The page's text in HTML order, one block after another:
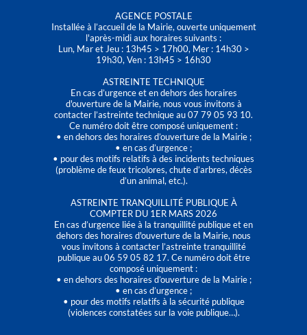
AGENCE POSTALE
Installée à l’accueil de la Mairie, ouverte uniquement
l'après-midi aux horaires suivants :
Lun, Mar et Jeu : 13h45 > 17h00, Mer : 14h30 >
19h30, Ven : 13h45 > 16h30
ASTREINTE TECHNIQUE
En cas d’urgence et en dehors des horaires
d'ouverture de la Mairie, nous vous invitons à
contacter l’astreinte technique au 07 79 05 93 10.
Ce numéro doit être composé uniquement :
• en dehors des horaires d’ouverture de la Mairie ;
• en cas d’urgence ;
• pour des motifs relatifs à des incidents techniques
(problème de feux tricolores, chute d’arbres, décès
d’un animal, etc.).
ASTREINTE TRANQUILLITÉ PUBLIQUE À
COMPTER DU 1ER MARS 2026
En cas d’urgence liée à la tranquillité publique et en
dehors des horaires d'ouverture de la Mairie, nous
vous invitons à contacter l’astreinte tranquillité
publique au 06 59 05 82 17. Ce numéro doit être
composé uniquement :
• en dehors des horaires d’ouverture de la Mairie ;
• en cas d’urgence ;
• pour des motifs relatifs à la sécurité publique
(violences constatées sur la voie publique…).